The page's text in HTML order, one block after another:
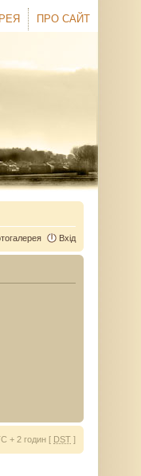
ПРО САЙТ
Вхід
+ 2 годин [ DST ]